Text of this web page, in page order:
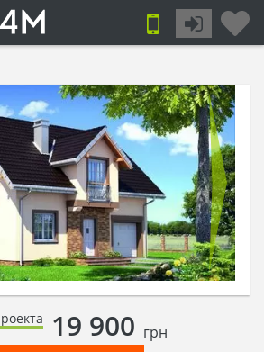
19 900 грн